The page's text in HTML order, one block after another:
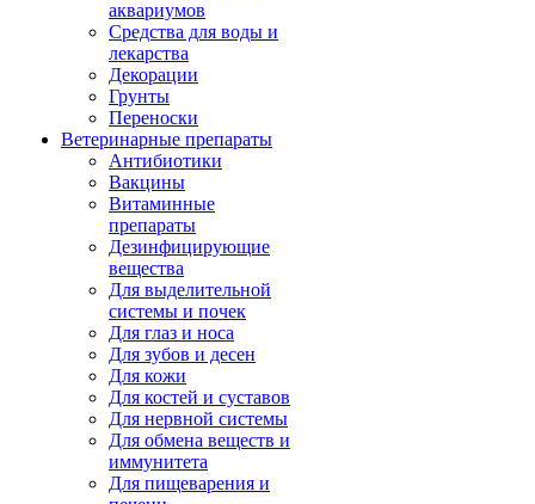
аквариумов
Средства для воды и
лекарства
Декорации
Грунты
Переноски
Ветеринарные препараты
Антибиотики
Вакцины
Витаминные
препараты
Дезинфицирующие
вещества
Для выделительной
системы и почек
Для глаз и носа
Для зубов и десен
Для кожи
Для костей и суставов
Для нервной системы
Для обмена веществ и
иммунитета
Для пищеварения и